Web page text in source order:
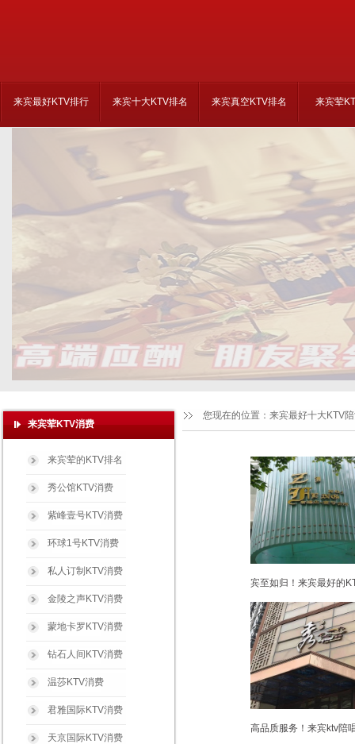
来宾最好KTV排行 来宾十大KTV排名 来宾真空KTV排名 来宾荤
来宾荤KTV消费
来宾荤的KTV排名
秀公馆KTV消费
紫峰壹号KTV消费
环球1号KTV消费
私人订制KTV消费
金陵之声KTV消费
蒙地卡罗KTV消费
钻石人间KTV消费
温莎KTV消费
君雅国际KTV消费
天京国际KTV消费
您现在的位置： 来宾最好十大KTV
宾至如归！来宾最好的
高品质服务！来宾ktv陪